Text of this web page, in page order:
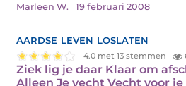
Marleen W. 19 februari 2008
aardse leven loslaten
4.0 met 13 stemmen
Ziek lig je daar Klaar om
Alleen Je vecht Vecht voor